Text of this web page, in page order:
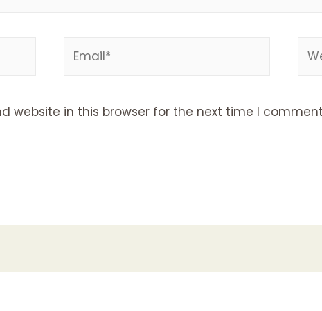
website in this browser for the next time I